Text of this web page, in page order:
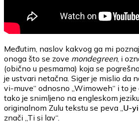
Međutim, naslov kakvog ga mi
onoga što se zove mondegreen, i
(obično u pesmama) koja se
je ustvari netačna. Siger je mislio da
vi-muve“ odnosno „Wimoweh“ i to
tako je snimljeno na engleskom
originalnom Zulu tekstu se peva „ U-
znači „Ti si lav“.